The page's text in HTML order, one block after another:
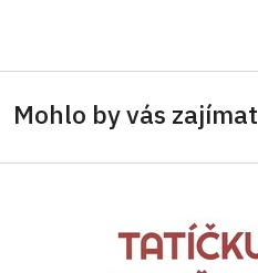
Mohlo by vás zajímat